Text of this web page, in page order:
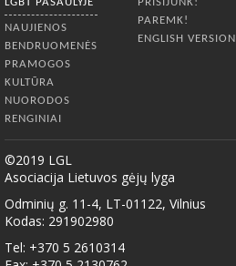
NAUJIENOS
BENDRUOMENĖS
PRAMOGOS
KULTŪRA
NUORODOS
RENGINIAI
PAREMK!
ENGLISH VERSION
©2019 LGL
Asociacija Lietuvos gėjų lyga
Odminių g. 11-4, LT-01122, Vilnius
Kodas: 291902980
Tel: +370 5 2610314